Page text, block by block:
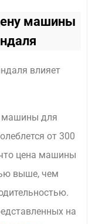
машины
влияет
машины для
от 300
цена машины
выше, чем
на